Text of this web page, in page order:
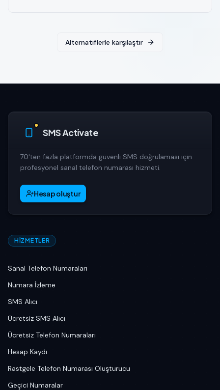
Alternatiflerle karşılaştır
SMS Activate
70'ten fazla platformda güvenli SMS doğrulaması için
profesyonel sanal telefon numarası hizmeti.
Hesap oluştur
HIZMETLER
Sanal Telefon Numaraları
Numara İzleme
SMS Alıcı
Ücretsiz SMS Alıcı
Ücretsiz Telefon Numaraları
Hesap Kaydı
Rastgele Telefon Numarası Oluşturucu
Geçici Numaralar